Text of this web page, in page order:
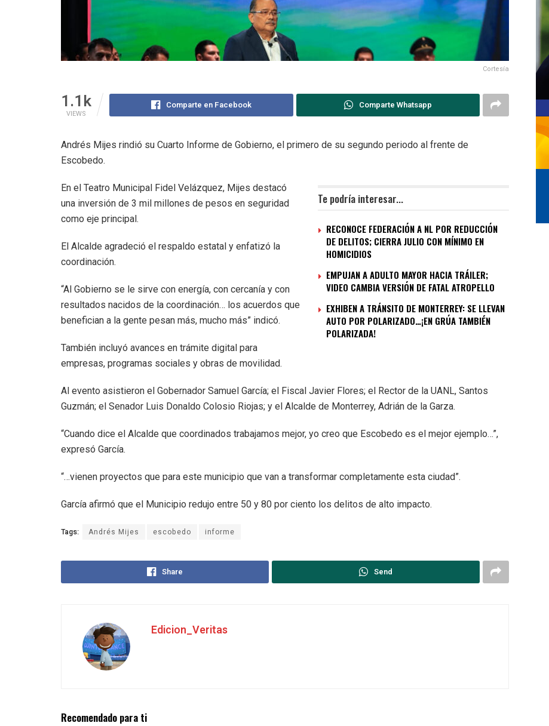
Cortesía
1.1k
VIEWS
Comparte en Facebook Comparte Whatsapp
Andrés Mijes rindió su Cuarto Informe de Gobierno, el primero de su segundo periodo al frente de
Escobedo.
Te podría interesar...
RECONOCE FEDERACIÓN A NL POR REDUCCIÓN
DE DELITOS; CIERRA JULIO CON MÍNIMO EN
HOMICIDIOS
EMPUJAN A ADULTO MAYOR HACIA TRÁILER;
VIDEO CAMBIA VERSIÓN DE FATAL ATROPELLO
EXHIBEN A TRÁNSITO DE MONTERREY: SE LLEVAN
AUTO POR POLARIZADO…¡EN GRÚA TAMBIÉN
POLARIZADA!
En el Teatro Municipal Fidel Velázquez, Mijes destacó
una inversión de 3 mil millones de pesos en seguridad
como eje principal.
El Alcalde agradeció el respaldo estatal y enfatizó la
coordinación.
“Al Gobierno se le sirve con energía, con cercanía y con
resultados nacidos de la coordinación… los acuerdos que
benefician a la gente pesan más, mucho más” indicó.
También incluyó avances en trámite digital para
empresas, programas sociales y obras de movilidad.
Al evento asistieron el Gobernador Samuel García; el Fiscal Javier Flores; el Rector de la UANL, Santos
Guzmán; el Senador Luis Donaldo Colosio Riojas; y el Alcalde de Monterrey, Adrián de la Garza.
“Cuando dice el Alcalde que coordinados trabajamos mejor, yo creo que Escobedo es el mejor ejemplo…”,
expresó García.
“…vienen proyectos que para este municipio que van a transformar completamente esta ciudad”.
García afirmó que el Municipio redujo entre 50 y 80 por ciento los delitos de alto impacto.
Tags: Andrés Mijes escobedo informe
Share Send
Edicion_Veritas
Recomendado para ti